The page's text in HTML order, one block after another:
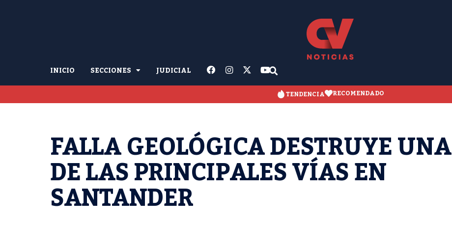
INICIO SECCIONES JUDICIAL
TENDENCIA RECOMENDADO
FALLA GEOLÓGICA DESTRUYE UNA
DE LAS PRINCIPALES VÍAS EN
SANTANDER